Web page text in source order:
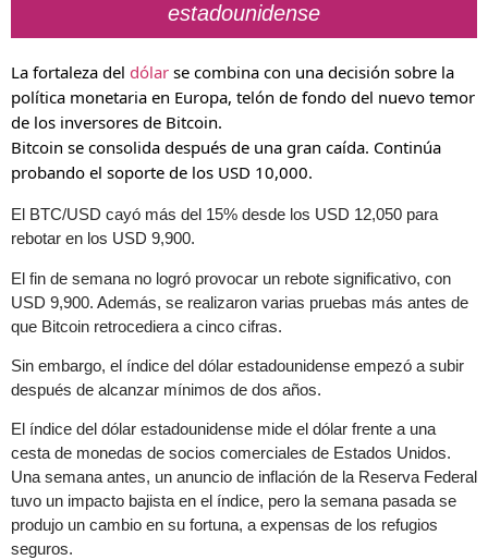
estadounidense
La fortaleza del dólar se combina con una decisión sobre la
política monetaria en Europa, telón de fondo del nuevo temor
de los inversores de Bitcoin.
Bitcoin se consolida después de una gran caída. Continúa
probando el soporte de los USD 10,000.
El BTC/USD cayó más del 15% desde los USD 12,050 para
rebotar en los USD 9,900.
El fin de semana no logró provocar un rebote significativo, con
USD 9,900. Además, se realizaron varias pruebas más antes de
que Bitcoin retrocediera a cinco cifras.
Sin embargo, el índice del dólar estadounidense empezó a subir
después de alcanzar mínimos de dos años.
El índice del dólar estadounidense mide el dólar frente a una
cesta de monedas de socios comerciales de Estados Unidos.
Una semana antes, un anuncio de inflación de la Reserva Federal
tuvo un impacto bajista en el índice, pero la semana pasada se
produjo un cambio en su fortuna, a expensas de los refugios
seguros.